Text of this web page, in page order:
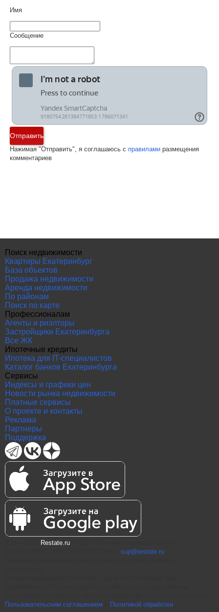
Имя
Сообщение
Отправить
Нажимая "Отправить", я соглашаюсь с правилами размещения
комментариев
Поиск недвижимости
Квартиры Екатеринбург
База объектов
Продажа недвижимости
Аренда недвижимости
По районам
Поиск по карте
Профессионалам
Агенты и риэлторы
Застройщики Екатеринбурга
Все ЖК
Ипотечные кредиты
Ипотека для IT-специалистов
Каталог банков Екатеринбурга
Сервисы
Индексы и графики цен
Новости рынка недвижимости
Платные сервисы
О проекте и контакты
Реклама
Партнеры
Поддержка
Restate.ru
sup@restate.ru
Пользовательским соглашением
Политикой обработки